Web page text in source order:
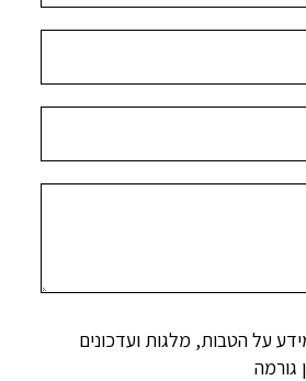
על הטבות, מלגות ועדכונים
גורמה